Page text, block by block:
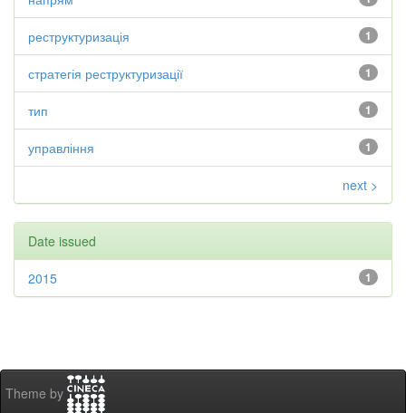
1
реструктуризація
1
стратегія реструктуризації
1
тип
1
управління
next >
Date issued
1
2015
Theme by